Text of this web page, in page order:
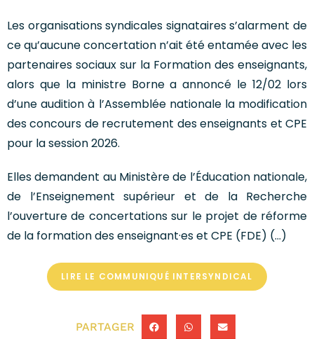
Les organisations syndicales signataires s’alarment de
ce qu’aucune concertation n’ait été entamée avec les
partenaires sociaux sur la Formation des enseignants,
alors que la ministre Borne a annoncé le 12/02 lors
d’une audition à l’Assemblée nationale la modification
des concours de recrutement des enseignants et CPE
pour la session 2026.
Elles demandent au Ministère de l’Éducation nationale,
de l’Enseignement supérieur et de la Recherche
l’ouverture de concertations sur le projet de réforme
de la formation des enseignant·es et CPE (FDE) (…)
LIRE LE COMMUNIQUÉ INTERSYNDICAL
PARTAGER